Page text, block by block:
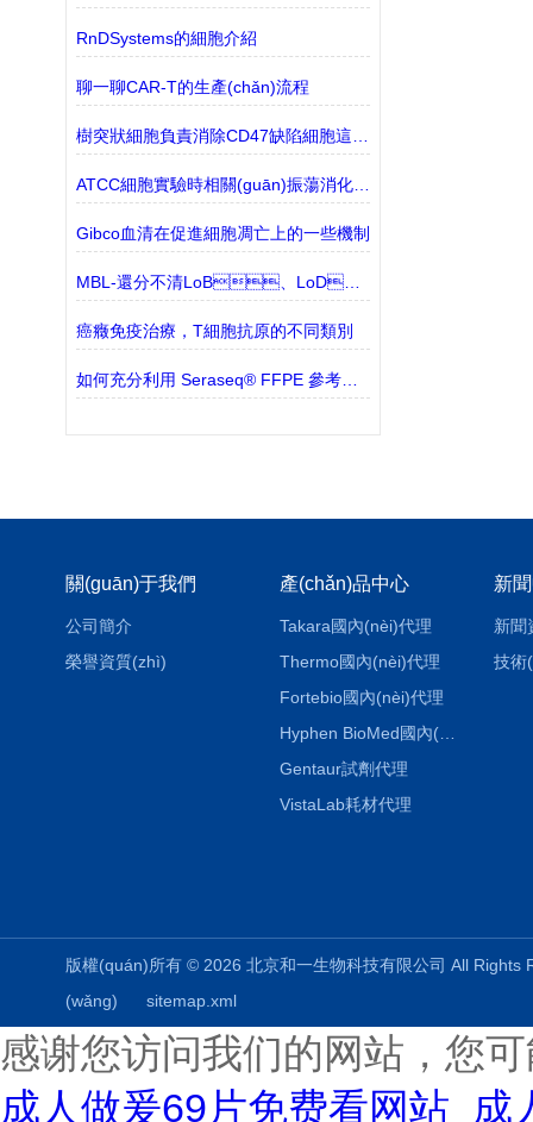
RnDSystems的細胞介紹
聊一聊CAR-T的生產(chǎn)流程
ATCC細胞實驗時相關(guān)振蕩消化操作說明
Gibco血清在促進細胞凋亡上的一些機制
MBL-還分不清LoB、LoD、LoQ？此篇文章為你解答
癌癥免疫治療，T細胞抗原的不同類別
如何充分利用 Seraseq® FFPE 參考材料
關(guān)于我們
公司簡介
榮譽資質(zhì)
產(chǎn)品中心
Takara國內(nèi)代理
Thermo國內(nèi)代理
Fortebio國內(nèi)代理
Hyphen BioMed國內(nèi)代理
Gentaur試劑代理
VistaLab耗材代理
新
新聞
技術
版權(quán)所有 © 2026 北京和一生物科技有限公司 All
(wǎng)
sitemap.xml
感谢您访问我们的网站，您
成人做爰69片免费看网站_